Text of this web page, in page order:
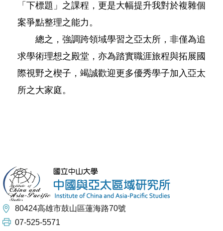
「下標題」之課程，更是大幅提升我對於複雜個
案爭點整理之能力。
總之，強調跨領域學習之亞太所，非僅為追
求學術理想之殿堂，亦為踏實職涯旅程與拓展國
際視野之楔子，竭誠歡迎更多優秀學子加入亞太
所之大家庭。
80424高雄市鼓山區蓮海路70號
07-525-5571